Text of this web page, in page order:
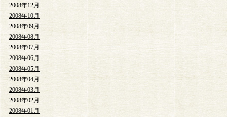
2008年12月
2008年10月
2008年09月
2008年08月
2008年07月
2008年06月
2008年05月
2008年04月
2008年03月
2008年02月
2008年01月